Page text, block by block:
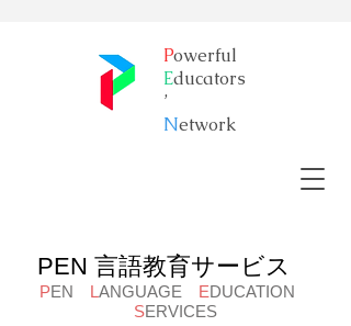
Powerful
Educators
’
​Network
PEN 言語教育サービス
PEN L ANGUAGE EDUCATION
SERVICES